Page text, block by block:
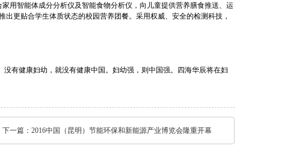
用智能体成分分析仪及智能食物分析仪，向儿童提供营养膳食推送、运
更贴合学生体质状态的校园营养团餐。采用权威、安全的检测科技，
有健康妇幼，就没有健康中国。妇幼强，则中国强。四海华辰将在妇
下一篇： 2016中国（昆明）节能环保和新能源产业博览会隆重开幕